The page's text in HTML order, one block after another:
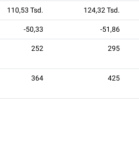
110,53 Tsd. 124,32 Tsd.
-50,33 -51,86
252 295
364 425